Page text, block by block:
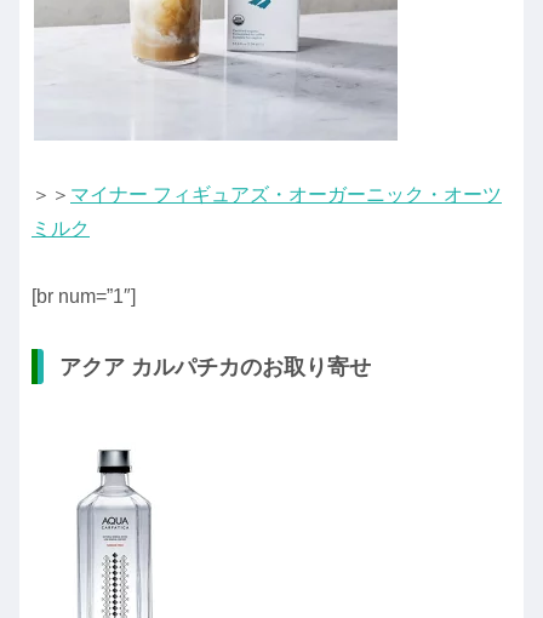
＞＞ マイナー フィギュアズ・オーガーニック・オーツ
ミルク
[br num=”1″]
アクア カルパチカのお取り寄せ